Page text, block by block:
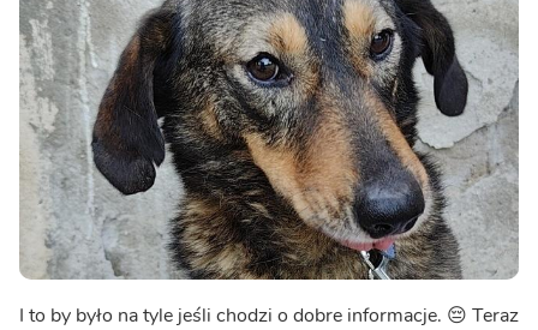
I to by było na tyle jeśli chodzi o dobre informacje. 😔 Teraz